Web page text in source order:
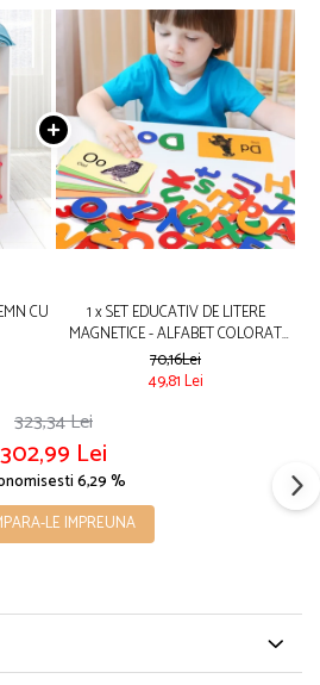
CU
1 x SET EDUCATIV DE LITERE
MAGNETICE - ALFABET COLORAT
PENTRU COPII
70,16Lei
49,81 Lei
323,34 Lei
302,99 Lei
6,29 %
LE IMPREUNA